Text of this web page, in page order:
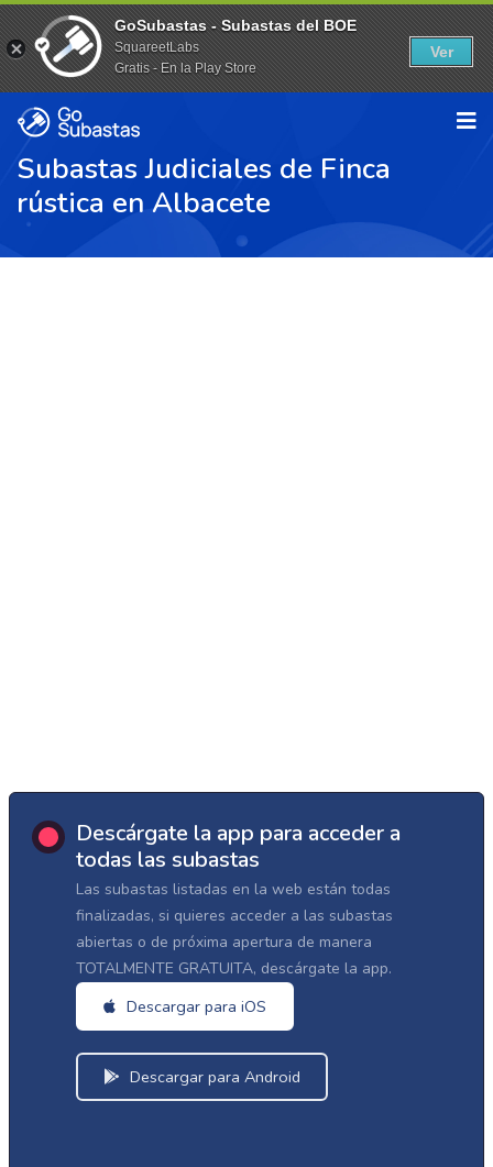
Subastas Judiciales de Finca
rústica en Albacete
Descárgate la app para acceder a
todas las subastas
Las subastas listadas en la web están todas
finalizadas, si quieres acceder a las subastas
abiertas o de próxima apertura de manera
TOTALMENTE GRATUITA, descárgate la app.
Descargar para iOS
Descargar para Android
GoSubastas - Subastas del BOE
SquareetLabs
Gratis - En la Play Store
Ver